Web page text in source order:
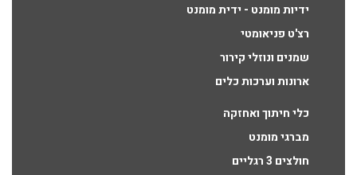
ידיות מומנט - ידית מומנט
רצ'ט פניאומטי
שמנים ונוזלי קירור
ארונות וערכות כלים
כלי חיתוך ואחזקה
מברגי מומנט
חולצים 3 רגליים